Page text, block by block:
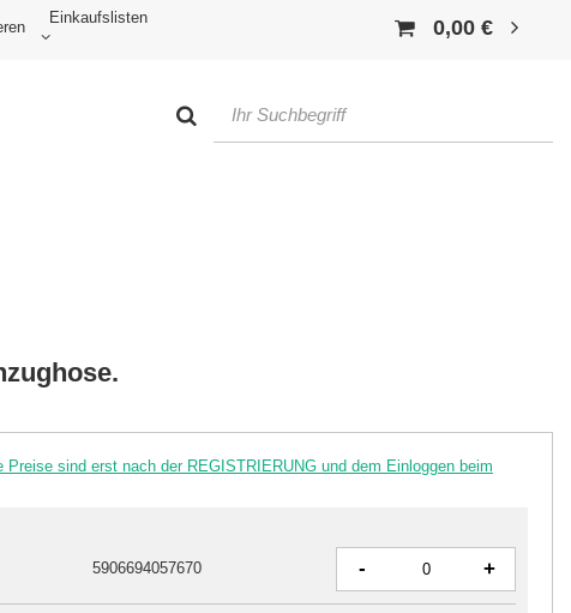
Einkaufslisten 0,00 €
Preise sind erst nach der REGISTRIERUNG und dem Einloggen beim
5906694057670 - +